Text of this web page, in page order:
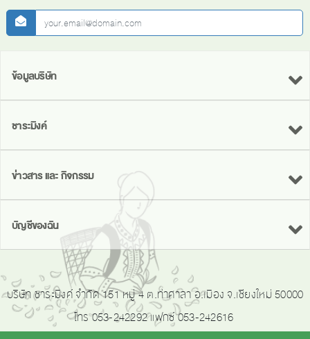
newsletter
ข้อมูลบริษัท
ชาระมิงค์
ข่าวสาร และ กิจกรรม
บัญชีของฉัน
บริษัท ชาระมิงค์ จำกัด 151 หมู่ 4 ต.ท่าศาลา อ.เมือง จ.เชียงใหม่ 50000
โทร 053-242292 แฟกซ์ 053-242616